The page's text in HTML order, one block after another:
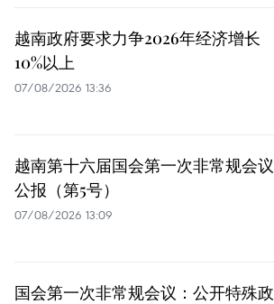
越南政府要求力争2026年经济增长
10%以上
07/08/2026 13:36
越南第十六届国会第一次非常规会议
公报（第5号）
07/08/2026 13:09
国会第一次非常规会议：公开特殊政